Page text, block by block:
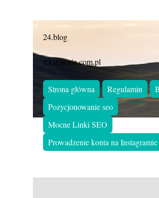
24.blog
tekstownia.com.pl
Strona główna Regulamin
Pozycjonowanie seo
Mocne Linki SEO
Prowadzenie konta na Instagramie